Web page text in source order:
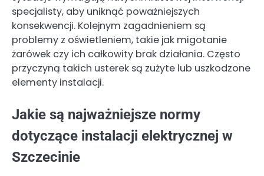
specjalisty, aby uniknąć poważniejszych
konsekwencji. Kolejnym zagadnieniem są
problemy z oświetleniem, takie jak migotanie
żarówek czy ich całkowity brak działania. Często
przyczyną takich usterek są zużyte lub uszkodzone
elementy instalacji.
Jakie są najważniejsze normy
dotyczące instalacji elektrycznej w
Szczecinie